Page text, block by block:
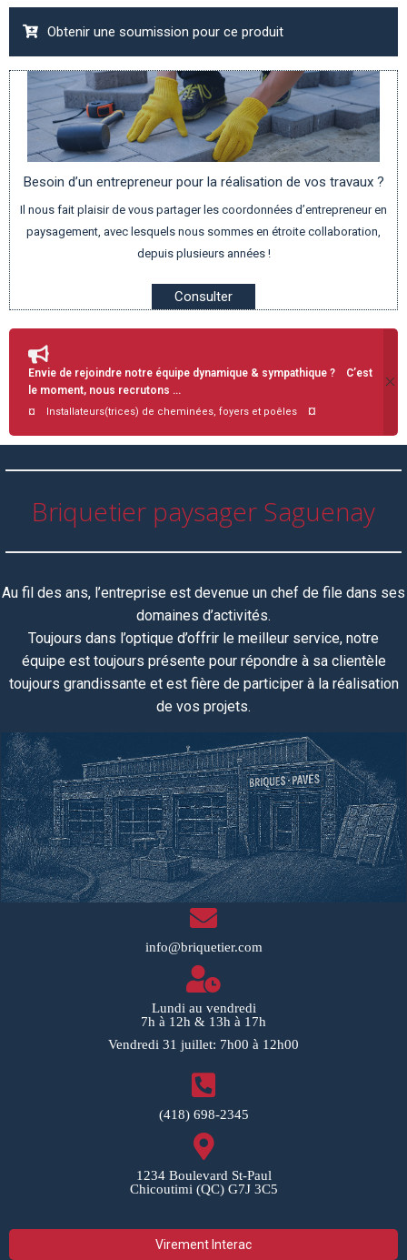
Obtenir une soumission pour ce produit
Besoin d’un entrepreneur pour la réalisation de vos travaux ?
Il nous fait plaisir de vous partager les coordonnées d’entrepreneur en
paysagement, avec lesquels nous sommes en étroite collaboration,
depuis plusieurs années !
Consulter
Envie de rejoindre notre équipe dynamique & sympathique ? C’est
le moment, nous recrutons …
¤ Installateurs(trices) de cheminées, foyers et poêles ¤
Briquetier paysager Saguenay
Au fil des ans, l’entreprise est devenue un chef de file dans ses
domaines d’activités.
Toujours dans l’optique d’offrir le meilleur service, notre
équipe est toujours présente pour répondre à sa clientèle
toujours grandissante et est fière de participer à la réalisation
de vos projets.
info@briquetier.com
Lundi au vendredi
7h à 12h & 13h à 17h
Vendredi 31 juillet: 7h00 à 12h00
(418) 698-2345
1234 Boulevard St-Paul
Chicoutimi (QC) G7J 3C5
Virement Interac